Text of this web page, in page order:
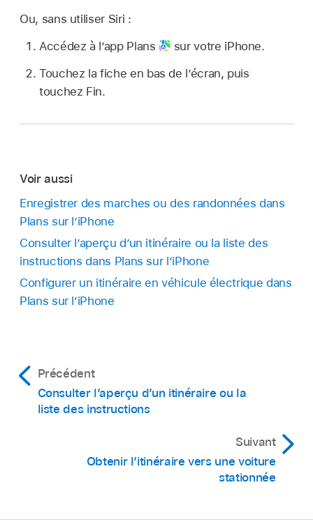
Ou, sans utiliser Siri :
Accédez à l’app Plans
sur votre iPhone.
Touchez la fiche en bas de l’écran, puis
touchez Fin.
Voir aussi
Enregistrer des marches ou des randonnées dans
Plans sur l’iPhone
Consulter l’aperçu d’un itinéraire ou la liste des
instructions dans Plans sur l’iPhone
Configurer un itinéraire en véhicule électrique dans
Plans sur l’iPhone
Précédent
Consulter l’aperçu d’un itinéraire ou la
liste des instructions
Suivant
Obtenir l’itinéraire vers une voiture
stationnée